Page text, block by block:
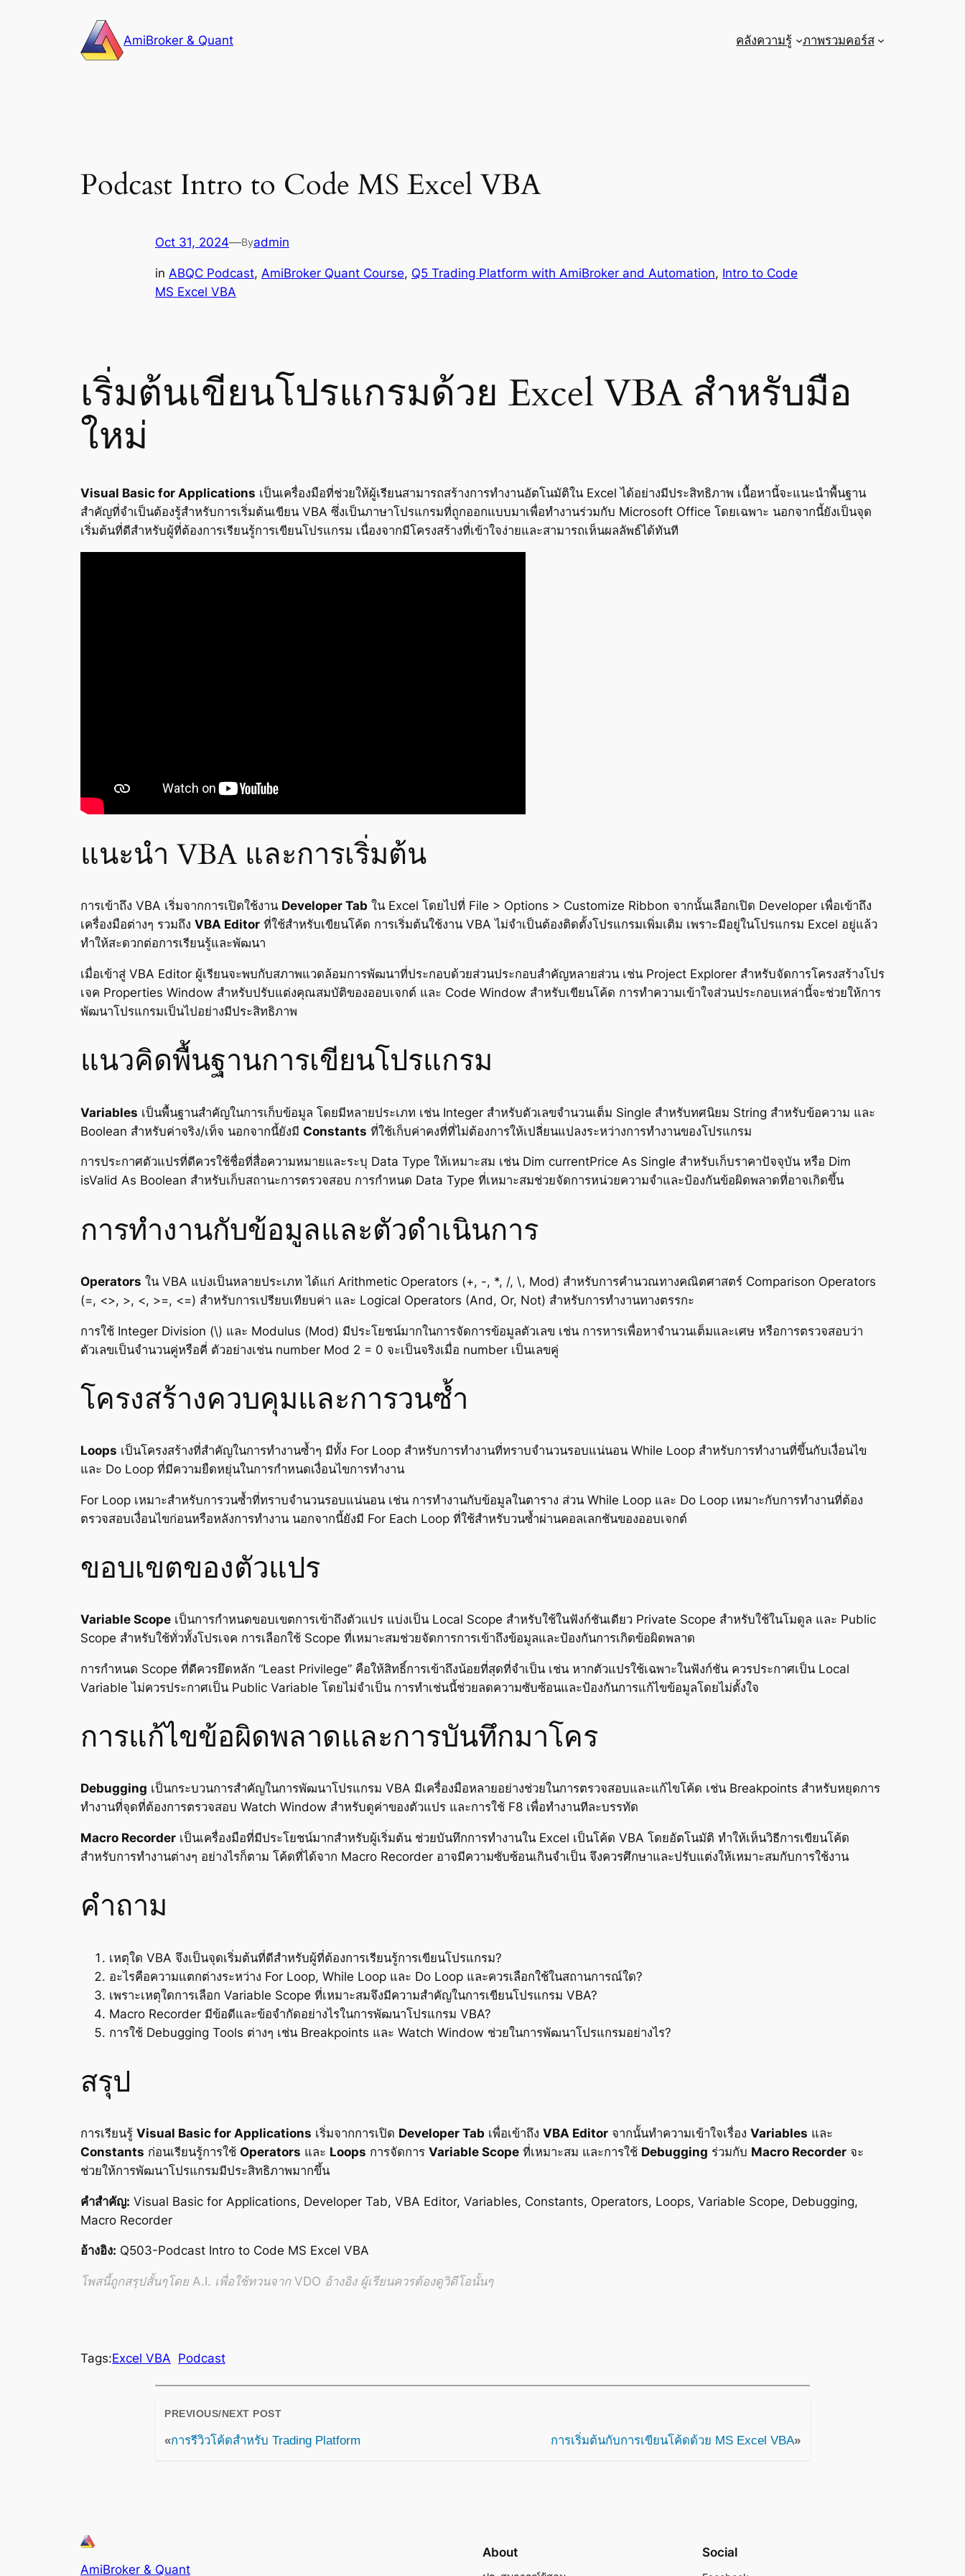
AmiBroker & Quant คลังความรู้ ภาพรวมคอร์ส
Podcast Intro to Code MS Excel VBA
Oct 31, 2024—Byadmin
in ABQC Podcast, AmiBroker Quant Course, Q5 Trading Platform with AmiBroker and Automation, Intro to Code
MS Excel VBA
เริ่มต้นเขียนโปรแกรมด้วย Excel VBA สำหรับมือ
ใหม่
Visual Basic for Applications เป็นเครื่องมือที่ช่วยให้ผู้เรียนสามารถสร้างการทำงานอัตโนมัติใน Excel ได้อย่างมีประสิทธิภาพ เนื้อหานี้จะแนะนำพื้นฐาน
สำคัญที่จำเป็นต้องรู้สำหรับการเริ่มต้นเขียน VBA ซึ่งเป็นภาษาโปรแกรมที่ถูกออกแบบมาเพื่อทำงานร่วมกับ Microsoft Office โดยเฉพาะ นอกจากนี้ยังเป็นจุด
เริ่มต้นที่ดีสำหรับผู้ที่ต้องการเรียนรู้การเขียนโปรแกรม เนื่องจากมีโครงสร้างที่เข้าใจง่ายและสามารถเห็นผลลัพธ์ได้ทันที
แนะนำ VBA และการเริ่มต้น
การเข้าถึง VBA เริ่มจากการเปิดใช้งาน Developer Tab ใน Excel โดยไปที่ File > Options > Customize Ribbon จากนั้นเลือกเปิด Developer เพื่อเข้าถึง
เครื่องมือต่างๆ รวมถึง VBA Editor ที่ใช้สำหรับเขียนโค้ด การเริ่มต้นใช้งาน VBA ไม่จำเป็นต้องติดตั้งโปรแกรมเพิ่มเติม เพราะมีอยู่ในโปรแกรม Excel อยู่แล้ว
ทำให้สะดวกต่อการเรียนรู้และพัฒนา
เมื่อเข้าสู่ VBA Editor ผู้เรียนจะพบกับสภาพแวดล้อมการพัฒนาที่ประกอบด้วยส่วนประกอบสำคัญหลายส่วน เช่น Project Explorer สำหรับจัดการโครงสร้างโปร
เจค Properties Window สำหรับปรับแต่งคุณสมบัติของออบเจกต์ และ Code Window สำหรับเขียนโค้ด การทำความเข้าใจส่วนประกอบเหล่านี้จะช่วยให้การ
พัฒนาโปรแกรมเป็นไปอย่างมีประสิทธิภาพ
แนวคิดพื้นฐานการเขียนโปรแกรม
Variables เป็นพื้นฐานสำคัญในการเก็บข้อมูล โดยมีหลายประเภท เช่น Integer สำหรับตัวเลขจำนวนเต็ม Single สำหรับทศนิยม String สำหรับข้อความ และ
Boolean สำหรับค่าจริง/เท็จ นอกจากนี้ยังมี Constants ที่ใช้เก็บค่าคงที่ที่ไม่ต้องการให้เปลี่ยนแปลงระหว่างการทำงานของโปรแกรม
การประกาศตัวแปรที่ดีควรใช้ชื่อที่สื่อความหมายและระบุ Data Type ให้เหมาะสม เช่น Dim currentPrice As Single สำหรับเก็บราคาปัจจุบัน หรือ Dim
isValid As Boolean สำหรับเก็บสถานะการตรวจสอบ การกำหนด Data Type ที่เหมาะสมช่วยจัดการหน่วยความจำและป้องกันข้อผิดพลาดที่อาจเกิดขึ้น
การทำงานกับข้อมูลและตัวดำเนินการ
Operators ใน VBA แบ่งเป็นหลายประเภท ได้แก่ Arithmetic Operators (+, -, *, /, \, Mod) สำหรับการคำนวณทางคณิตศาสตร์ Comparison Operators
(=, <>, >, <, >=, <=) สำหรับการเปรียบเทียบค่า และ Logical Operators (And, Or, Not) สำหรับการทำงานทางตรรกะ
การใช้ Integer Division (\) และ Modulus (Mod) มีประโยชน์มากในการจัดการข้อมูลตัวเลข เช่น การหารเพื่อหาจำนวนเต็มและเศษ หรือการตรวจสอบว่า
ตัวเลขเป็นจำนวนคู่หรือคี่ ตัวอย่างเช่น number Mod 2 = 0 จะเป็นจริงเมื่อ number เป็นเลขคู่
โครงสร้างควบคุมและการวนซ้ำ
Loops เป็นโครงสร้างที่สำคัญในการทำงานซ้ำๆ มีทั้ง For Loop สำหรับการทำงานที่ทราบจำนวนรอบแน่นอน While Loop สำหรับการทำงานที่ขึ้นกับเงื่อนไข
และ Do Loop ที่มีความยืดหยุ่นในการกำหนดเงื่อนไขการทำงาน
For Loop เหมาะสำหรับการวนซ้ำที่ทราบจำนวนรอบแน่นอน เช่น การทำงานกับข้อมูลในตาราง ส่วน While Loop และ Do Loop เหมาะกับการทำงานที่ต้อง
ตรวจสอบเงื่อนไขก่อนหรือหลังการทำงาน นอกจากนี้ยังมี For Each Loop ที่ใช้สำหรับวนซ้ำผ่านคอลเลกชันของออบเจกต์
ขอบเขตของตัวแปร
Variable Scope เป็นการกำหนดขอบเขตการเข้าถึงตัวแปร แบ่งเป็น Local Scope สำหรับใช้ในฟังก์ชันเดียว Private Scope สำหรับใช้ในโมดูล และ Public
Scope สำหรับใช้ทั่วทั้งโปรเจค การเลือกใช้ Scope ที่เหมาะสมช่วยจัดการการเข้าถึงข้อมูลและป้องกันการเกิดข้อผิดพลาด
การกำหนด Scope ที่ดีควรยึดหลัก “Least Privilege” คือให้สิทธิ์การเข้าถึงน้อยที่สุดที่จำเป็น เช่น หากตัวแปรใช้เฉพาะในฟังก์ชัน ควรประกาศเป็น Local
Variable ไม่ควรประกาศเป็น Public Variable โดยไม่จำเป็น การทำเช่นนี้ช่วยลดความซับซ้อนและป้องกันการแก้ไขข้อมูลโดยไม่ตั้งใจ
การแก้ไขข้อผิดพลาดและการบันทึกมาโคร
Debugging เป็นกระบวนการสำคัญในการพัฒนาโปรแกรม VBA มีเครื่องมือหลายอย่างช่วยในการตรวจสอบและแก้ไขโค้ด เช่น Breakpoints สำหรับหยุดการ
ทำงานที่จุดที่ต้องการตรวจสอบ Watch Window สำหรับดูค่าของตัวแปร และการใช้ F8 เพื่อทำงานทีละบรรทัด
Macro Recorder เป็นเครื่องมือที่มีประโยชน์มากสำหรับผู้เริ่มต้น ช่วยบันทึกการทำงานใน Excel เป็นโค้ด VBA โดยอัตโนมัติ ทำให้เห็นวิธีการเขียนโค้ด
สำหรับการทำงานต่างๆ อย่างไรก็ตาม โค้ดที่ได้จาก Macro Recorder อาจมีความซับซ้อนเกินจำเป็น จึงควรศึกษาและปรับแต่งให้เหมาะสมกับการใช้งาน
คำถาม
เหตุใด VBA จึงเป็นจุดเริ่มต้นที่ดีสำหรับผู้ที่ต้องการเรียนรู้การเขียนโปรแกรม?
อะไรคือความแตกต่างระหว่าง For Loop, While Loop และ Do Loop และควรเลือกใช้ในสถานการณ์ใด?
เพราะเหตุใดการเลือก Variable Scope ที่เหมาะสมจึงมีความสำคัญในการเขียนโปรแกรม VBA?
Macro Recorder มีข้อดีและข้อจำกัดอย่างไรในการพัฒนาโปรแกรม VBA?
การใช้ Debugging Tools ต่างๆ เช่น Breakpoints และ Watch Window ช่วยในการพัฒนาโปรแกรมอย่างไร?
สรุป
การเรียนรู้ Visual Basic for Applications เริ่มจากการเปิด Developer Tab เพื่อเข้าถึง VBA Editor จากนั้นทำความเข้าใจเรื่อง Variables และ
Constants ก่อนเรียนรู้การใช้ Operators และ Loops การจัดการ Variable Scope ที่เหมาะสม และการใช้ Debugging ร่วมกับ Macro Recorder จะ
ช่วยให้การพัฒนาโปรแกรมมีประสิทธิภาพมากขึ้น
คำสำคัญ: Visual Basic for Applications, Developer Tab, VBA Editor, Variables, Constants, Operators, Loops, Variable Scope, Debugging,
Macro Recorder
อ้างอิง: Q503-Podcast Intro to Code MS Excel VBA
โพสนี้ถูกสรุปสั้นๆโดย A.I. เพื่อใช้ทวนจาก VDO อ้างอิง ผู้เรียนควรต้องดูวิดีโอนั้นๆ
Tags:Excel VBA Podcast
PREVIOUS/NEXT POST
«การรีวิวโค้ดสำหรับ Trading Platform การเริ่มต้นกับการเขียนโค้ดด้วย MS Excel VBA»
AmiBroker & Quant
About Social